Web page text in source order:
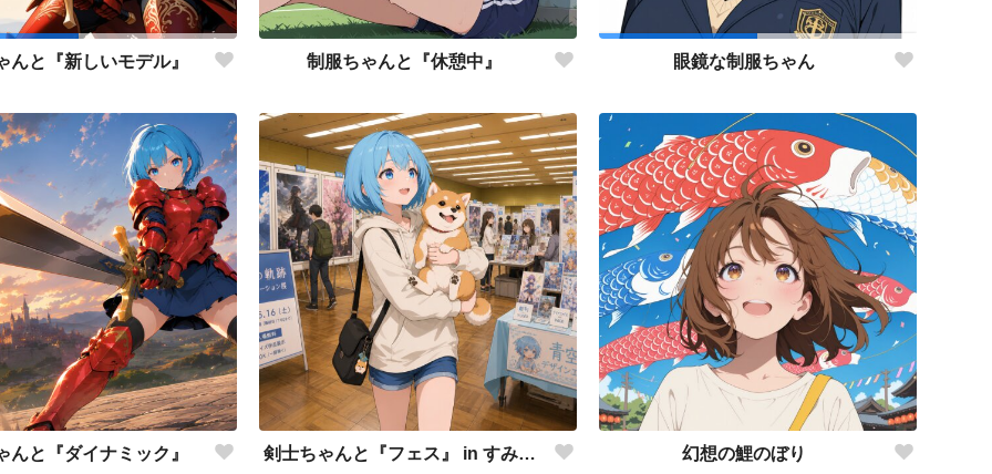
んと『新しいモデル』 制服ちゃんと『休憩中』 眼鏡な制服ちゃん
んと『ダイナミック』 剣士ちゃんと『フェス』 in すみだ産業会館 幻想の鯉のぼり